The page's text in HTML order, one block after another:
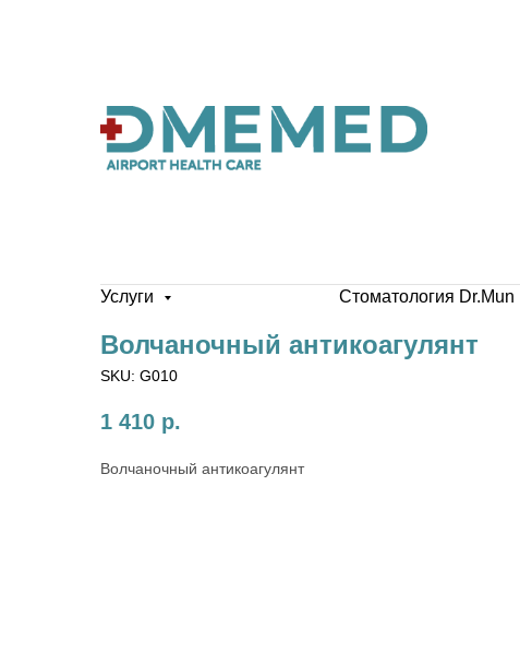
Услуги Стоматология Dr.Mun
Волчаночный антикоагулянт
SKU: G010
1 410 р.
Волчаночный антикоагулянт